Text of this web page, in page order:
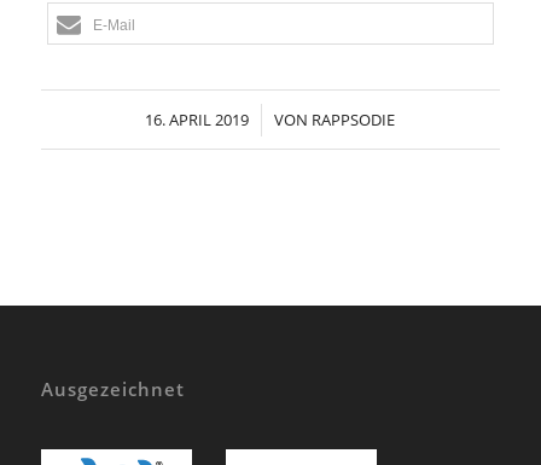
E-Mail
16. APRIL 2019
/ VON RAPPSODIE
Ausgezeichnet